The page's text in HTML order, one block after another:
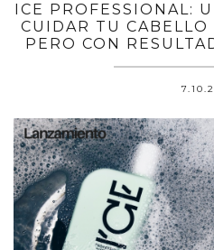
ICE PROFESSIONAL:
CUIDAR TU
PERO CON